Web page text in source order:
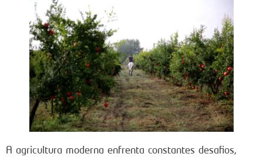
A agricultura moderna enfrenta constantes desafios,